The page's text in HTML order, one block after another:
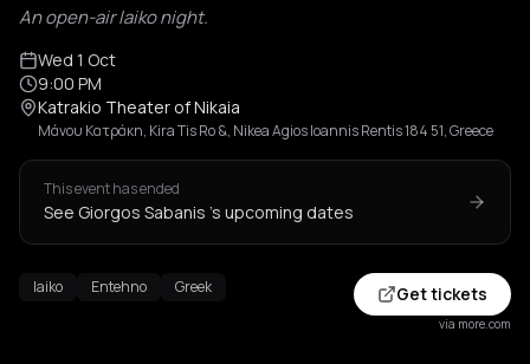
An open-air laiko night.
Wed 1 Oct
9:00 PM
Katrakio Theater of Nikaia
Μάνου Κατράκη, Kira Tis Ro &, Nikea Agios Ioannis Rentis 184 51, Greece
This event has ended
See Giorgos Sabanis 's upcoming dates
laiko Entehno Greek Get tickets
via more.com